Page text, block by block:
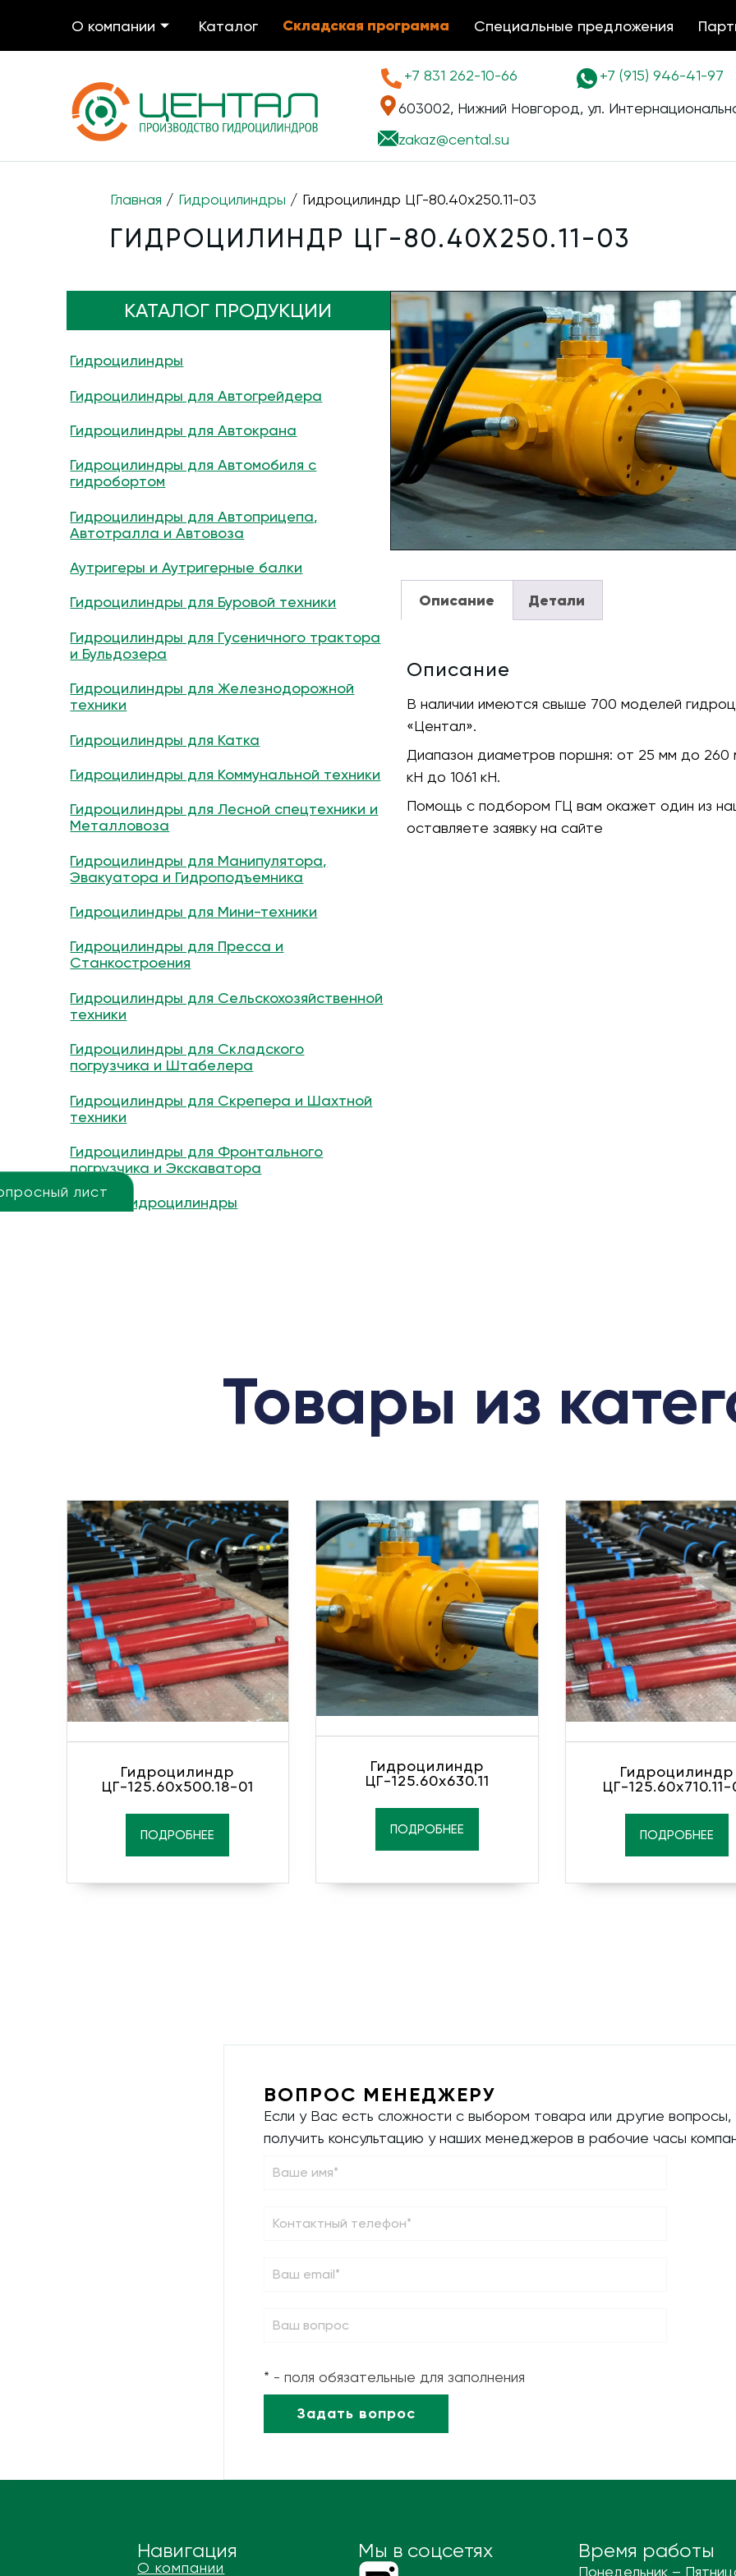
О компании Каталог Складская программа Специальные предложения
+7 831 262-10-66
+7 (915) 946-41-97
603002, Нижний Новгород, ул.
zakaz@cental.su
лист
Главная / Гидроцилиндры / Гидроцилиндр ЦГ-80.40х250.11-03
ГИДРОЦИЛИНДР ЦГ-80.40Х250.11-03
КАТАЛОГ ПРОДУКЦИИ
Гидроцилиндры
Гидроцилиндры для Автогрейдера
Гидроцилиндры для Автокрана
Гидроцилиндры для Автомобиля с
гидробортом
Гидроцилиндры для Автоприцепа,
Автотралла и Автовоза
Аутригеры и Аутригерные балки
Гидроцилиндры для Буровой техники
Гидроцилиндры для Гусеничного трактора
и Бульдозера
Гидроцилиндры для Железнодорожной
техники
Гидроцилиндры для Катка
Гидроцилиндры для Коммунальной техники
Гидроцилиндры для Лесной спецтехники и
Металловоза
Гидроцилиндры для Манипулятора,
Эвакуатора и Гидроподъемника
Гидроцилиндры для Мини-техники
Гидроцилиндры для Пресса и
Станкостроения
Гидроцилиндры для Сельскохозяйственной
техники
Гидроцилиндры для Складского
погрузчика и Штабелера
Гидроцилиндры для Скрепера и Шахтной
техники
Гидроцилиндры для Фронтального
погрузчика и Экскаватора
Другие гидроцилиндры
Описание Детали
Описание
В наличии имеются свыше 700 моделей
«Центал».
Диапазон диаметров поршня: от 25 мм до 260
кH до 1061 кН.
Помощь с подбором ГЦ вам окажет один из
оставляете заявку на сайте
Товары из
Гидроцилиндр
ЦГ-125.60х500.18-01
ПОДРОБНЕЕ
Гидроцилиндр
ЦГ-125.60х630.11
ПОДРОБНЕЕ
Гидроцилиндр
ЦГ-125.60х710.11-
ПОДРОБНЕЕ
ВОПРОС МЕНЕДЖЕРУ
Если у Вас есть сложности с выбором товара или другие
получить консультацию у наших менеджеров в рабочие часы
* - поля обязательные для заполнения
Навигация
О компании
Мы в соцсетях Время работы
Понедельник –